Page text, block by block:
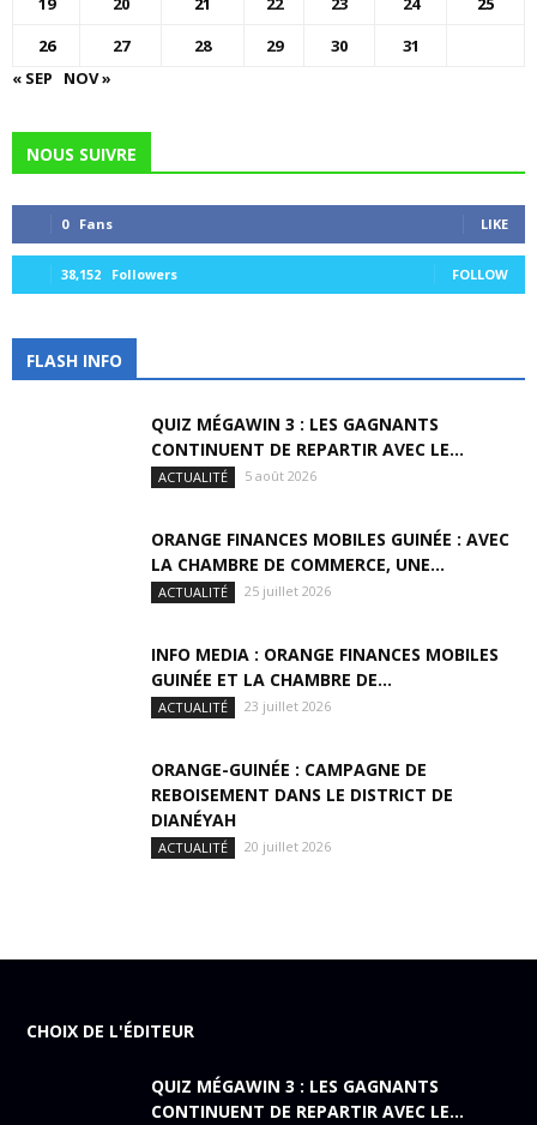
26
27 28 29 30
31
« SEP
NOV »
NOUS SUIVRE
0 Fans LIKE
38,152 Followers FOLLOW
FLASH INFO
QUIZ MÉGAWIN 3 : LES GAGNANTS
CONTINUENT DE REPARTIR AVEC LE...
ACTUALITÉ 5 août 2026
ORANGE FINANCES MOBILES GUINÉE : AVEC
LA CHAMBRE DE COMMERCE, UNE...
ACTUALITÉ 25 juillet 2026
INFO MEDIA : ORANGE FINANCES MOBILES
GUINÉE ET LA CHAMBRE DE...
ACTUALITÉ 23 juillet 2026
ORANGE-GUINÉE : CAMPAGNE DE
REBOISEMENT DANS LE DISTRICT DE
DIANÉYAH
ACTUALITÉ 20 juillet 2026
CHOIX DE L'ÉDITEUR
QUIZ MÉGAWIN 3 : LES GAGNANTS
CONTINUENT DE REPARTIR AVEC LE...